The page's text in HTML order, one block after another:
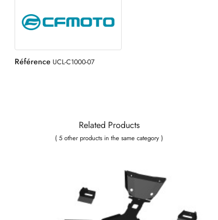
Référence UCL-C1000-07
Related Products
( 5 other products in the same category )